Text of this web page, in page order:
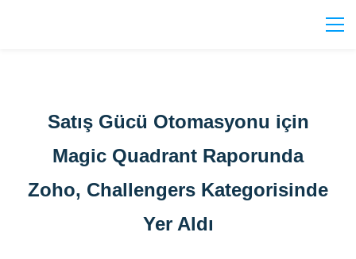
Satış Gücü Otomasyonu için
Magic Quadrant Raporunda
Zoho, Challengers Kategorisinde
Yer Aldı